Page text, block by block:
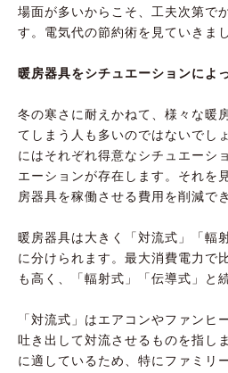
場面が多いからこそ、工夫次第で
す。電気代の節約術を見ていきま
暖房器具をシチュエーションによ
冬の寒さに耐えかねて、様々な暖
てしまう人も多いのではないでし
にはそれぞれ得意なシチュエーシ
エーションが存在します。それを
房器具を稼働させる費用を削減で
暖房器具は大きく「対流式」「輻
に分けられます。最大消費電力で
も高く、「輻射式」「伝導式」と
「対流式」はエアコンやファンヒ
吐き出して対流させるものを指し
に適しているため、特にファミリ